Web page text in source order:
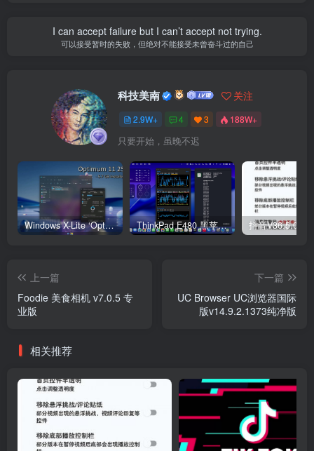
I can accept failure but I can’t accept not trying.
可以接受暂时的失败，但绝对不能接受未曾奋斗过的自己
科技美南 关注
2.9W+ 4 3 188W+
只要开始，虽晚不迟
Windows X-Lite ‘Optimum 11’ 25H2 Pro v2 ThinkPad E480 黑苹果完美Tahoe的EFI分享（2026.03.01更新） 抖音V36.5.0 内
上一篇
Foodie 美食相机 v7.0.5 专
业版
下一篇
UC Browser UC浏览器国际
版v14.9.2.1373纯净版
相关推荐